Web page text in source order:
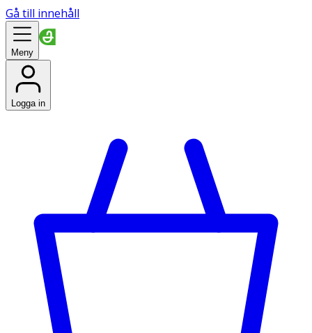
Gå till innehåll
Meny
Logga in